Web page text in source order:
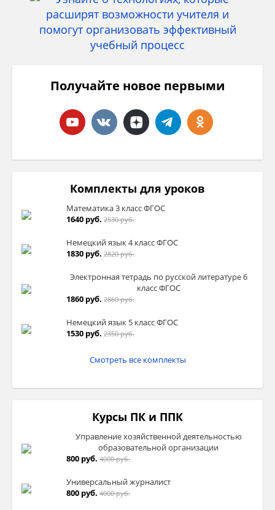
Получайте новое первыми
Комплекты для уроков
Математика 3 класс ФГОС
1640 руб. 2530 руб.
Немецкий язык 4 класс ФГОС
1830 руб. 2820 руб.
Электронная тетрадь по русской литературе 6
класс ФГОС
1860 руб. 2860 руб.
Немецкий язык 5 класс ФГОС
1530 руб. 2350 руб.
Смотреть все комплекты
Курсы ПК и ППК
Управление хозяйственной деятельностью
образовательной организации
800 руб. 4000 руб.
Универсальный журналист
800 руб. 4000 руб.